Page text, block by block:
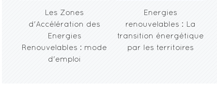
Les Zones
d'Accélération des
Energies
Renouvelables : mode
d'emploi
Energies
renouvelables : La
transition énergétique
par les territoires